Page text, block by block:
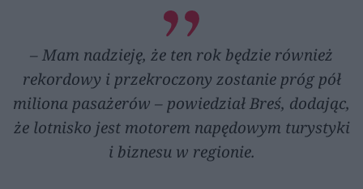
– Mam nadzieję, że ten rok będzie również
rekordowy i przekroczony zostanie próg pół
miliona pasażerów – powiedział Breś, dodając,
że lotnisko jest motorem napędowym turystyki
i biznesu w regionie.